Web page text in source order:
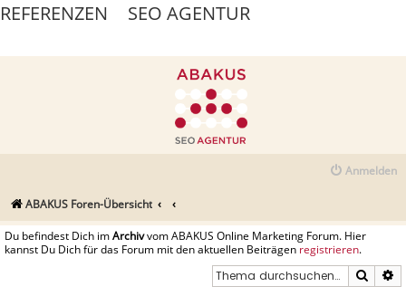
REFERENZEN SEO AGENTUR
Anmelden
ABAKUS Foren-Übersicht
Du befindest Dich imArchivvom ABAKUS Online Marketing Forum. Hier
kannst Du Dich für das Forum mit den aktuellen Beiträgen registrieren.
Suche